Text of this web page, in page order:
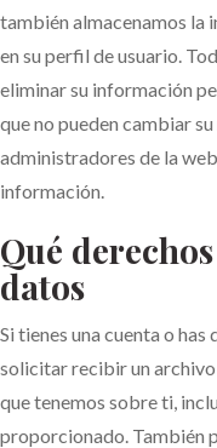
también almacenamos la
en su perfil de usuario.
eliminar su información
que no pueden cambiar
administradores de la
información.
Qué
datos
Si tienes una cuenta o
solicitar recibir un
que tenemos sobre ti,
proporcionado. También